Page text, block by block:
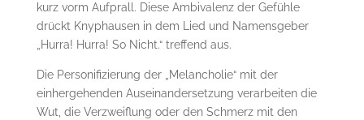
kurz vorm Aufprall. Diese Ambivalenz der Gefühle
drückt Knyphausen in dem Lied und Namensgeber
„Hurra! Hurra! So Nicht.“ treffend aus.
Die Personifizierung der „Melancholie“ mit der
einhergehenden Auseinandersetzung verarbeiten die
Wut, die Verzweiflung oder den Schmerz mit den